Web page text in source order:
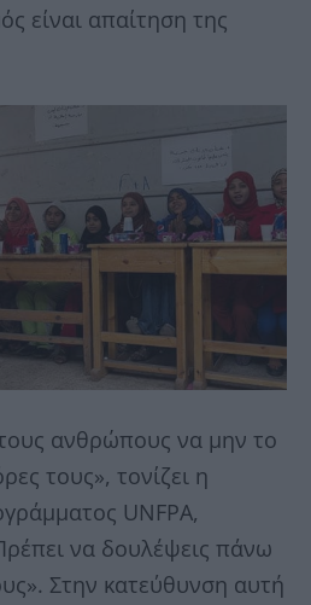
είναι απαίτηση της
ανθρώπους να μην το
τους», τονίζει η
UNFPA,
να δουλέψεις πάνω
Στην κατεύθυνση αυτή